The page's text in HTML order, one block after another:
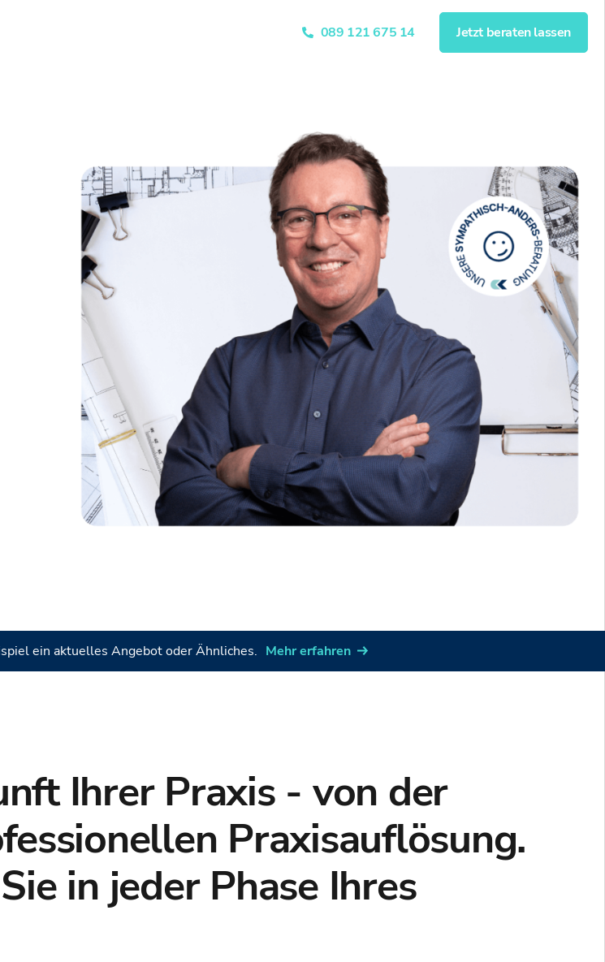
089 121 675 14 Jetzt beraten lassen
ein aktuelles Angebot oder Ähnliches. Mehr erfahren
Ihrer Praxis - von der
Praxisauflösung.
in jeder Phase Ihres